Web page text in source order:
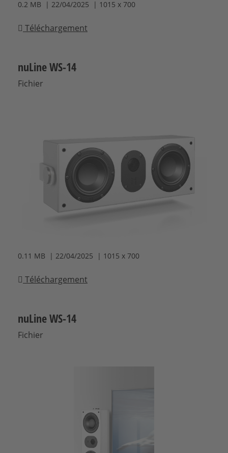
0.2 MB | 22/04/2025 | 1015 x 700
Téléchargement
nuLine WS-14
Fichier
0.11 MB | 22/04/2025 | 1015 x 700
Téléchargement
nuLine WS-14
Fichier